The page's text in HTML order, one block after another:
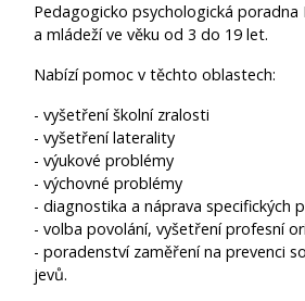
Pedagogicko psychologická poradna
a mládeží ve věku od 3 do 19 let.
Nabízí pomoc v těchto oblastech:
- vyšetření školní zralosti
- vyšetření laterality
- výukové problémy
- výchovné problémy
- diagnostika a náprava specifických
- volba povolání, vyšetření profesní
- poradenství zaměření na prevenci
jevů.